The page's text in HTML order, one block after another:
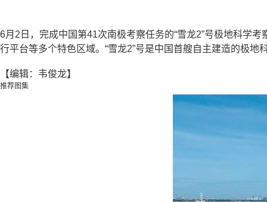
6月2日，完成中国第41次南极考察任务的“雪龙2”号极地科学
行平台等多个特色区域。“雪龙2”号是中国首艘自主建造的极
【编辑：韦俊龙】
推荐图集